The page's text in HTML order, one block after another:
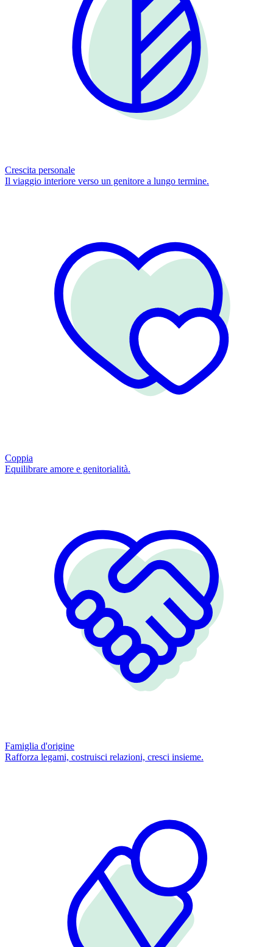
Crescita personale
Il viaggio interiore verso un genitore a lungo termine.
Coppia
Equilibrare amore e genitorialità.
Famiglia d'origine
Rafforza legami, costruisci relazioni, cresci insieme.